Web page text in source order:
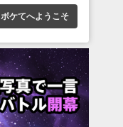
ボケてへようこそ